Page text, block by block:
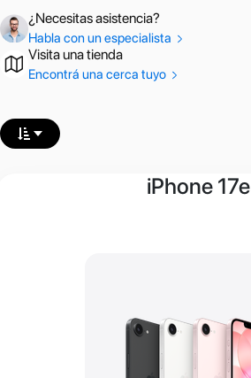
¿Necesitas asistencia?
Habla con un especialista
Visita una tienda
Encontrá una cerca tuyo
iPhone 17e